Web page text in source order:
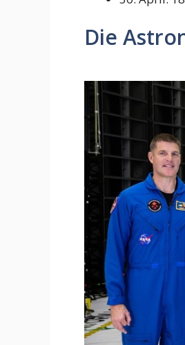
Die